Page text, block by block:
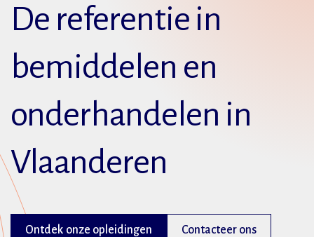
De referentie in
bemiddelen en
onderhandelen in
Vlaanderen
Ontdek onze opleidingen Contacteer ons